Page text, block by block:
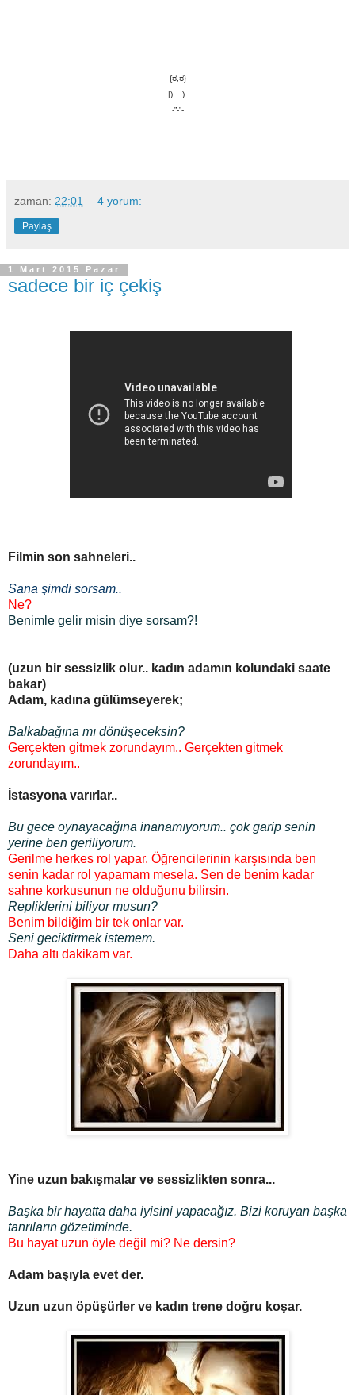
{ಠ,ಠ}
|)__)
-”-”-
zaman: 22:01 4 yorum:
Paylaş
1 Mart 2015 Pazar
sadece bir iç çekiş
Filmin son sahneleri..
Sana şimdi sorsam..
Ne?
Benimle gelir misin diye sorsam?!
(uzun bir sessizlik olur.. kadın adamın kolundaki saate
bakar)
Adam, kadına gülümseyerek;
Balkabağına mı dönüşeceksin?
Gerçekten gitmek zorundayım.. Gerçekten gitmek
zorundayım..
İstasyona varırlar..
Bu gece oynayacağına inanamıyorum.. çok garip senin
yerine ben geriliyorum.
Gerilme herkes rol yapar. Öğrencilerinin karşısında ben
senin kadar rol yapamam mesela. Sen de benim kadar
sahne korkusunun ne olduğunu bilirsin.
Repliklerini biliyor musun?
Benim bildiğim bir tek onlar var.
Seni geciktirmek istemem.
Daha altı dakikam var.
Yine uzun bakışmalar ve sessizlikten sonra...
Başka bir hayatta daha iyisini yapacağız. Bizi koruyan başka
tanrıların gözetiminde.
Bu hayat uzun öyle değil mi? Ne dersin?
Adam başıyla evet der.
Uzun uzun öpüşürler ve kadın trene doğru koşar.